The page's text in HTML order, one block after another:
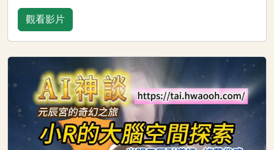
觀看影片